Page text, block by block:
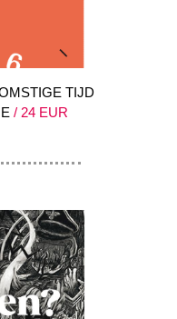
TIJD
/ 24 EUR